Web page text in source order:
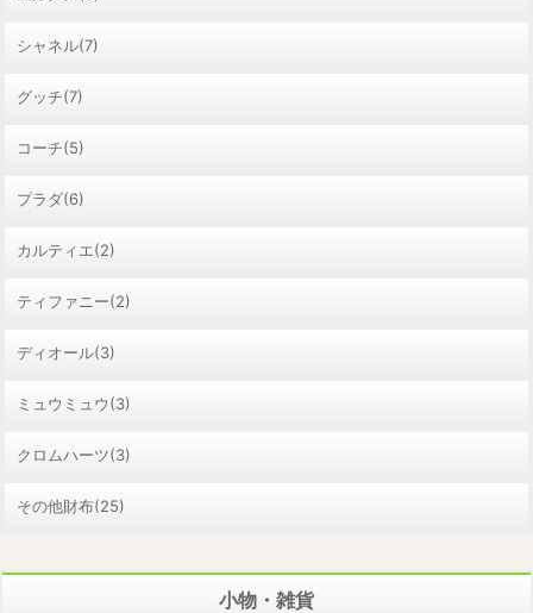
シャネル(7)
グッチ(7)
コーチ(5)
プラダ(6)
カルティエ(2)
ティファニー(2)
ディオール(3)
ミュウミュウ(3)
クロムハーツ(3)
その他財布(25)
小物・雑貨